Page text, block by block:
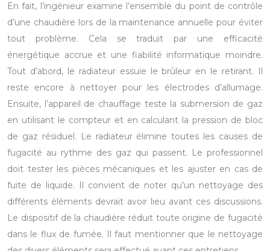
En fait, l’ingénieur examine l’ensemble du point de contrôle
d’une chaudière lors de la maintenance annuelle pour éviter
tout problème. Cela se traduit par une efficacité
énergétique accrue et une fiabilité informatique moindre.
Tout d’abord, le radiateur essuie le brûleur en le retirant. Il
reste encore à nettoyer pour les électrodes d’allumage.
Ensuite, l’appareil de chauffage teste la submersion de gaz
en utilisant le compteur et en calculant la pression de bloc
de gaz résiduel. Le radiateur élimine toutes les causes de
fugacité au rythme des gaz qui passent. Le professionnel
doit tester les pièces mécaniques et les ajuster en cas de
fuite de liquide. Il convient de noter qu’un nettoyage des
différents éléments devrait avoir lieu avant ces discussions.
Le dispositif de la chaudière réduit toute origine de fugacité
dans le flux de fumée. Il faut mentionner que le nettoyage